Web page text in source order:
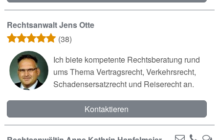
Rechtsanwalt Jens Otte
(38)
Ich biete kompetente Rechtsberatung rund
ums Thema Vertragsrecht, Verkehrsrecht,
Schadensersatzrecht und Reiserecht an.
Kontaktieren